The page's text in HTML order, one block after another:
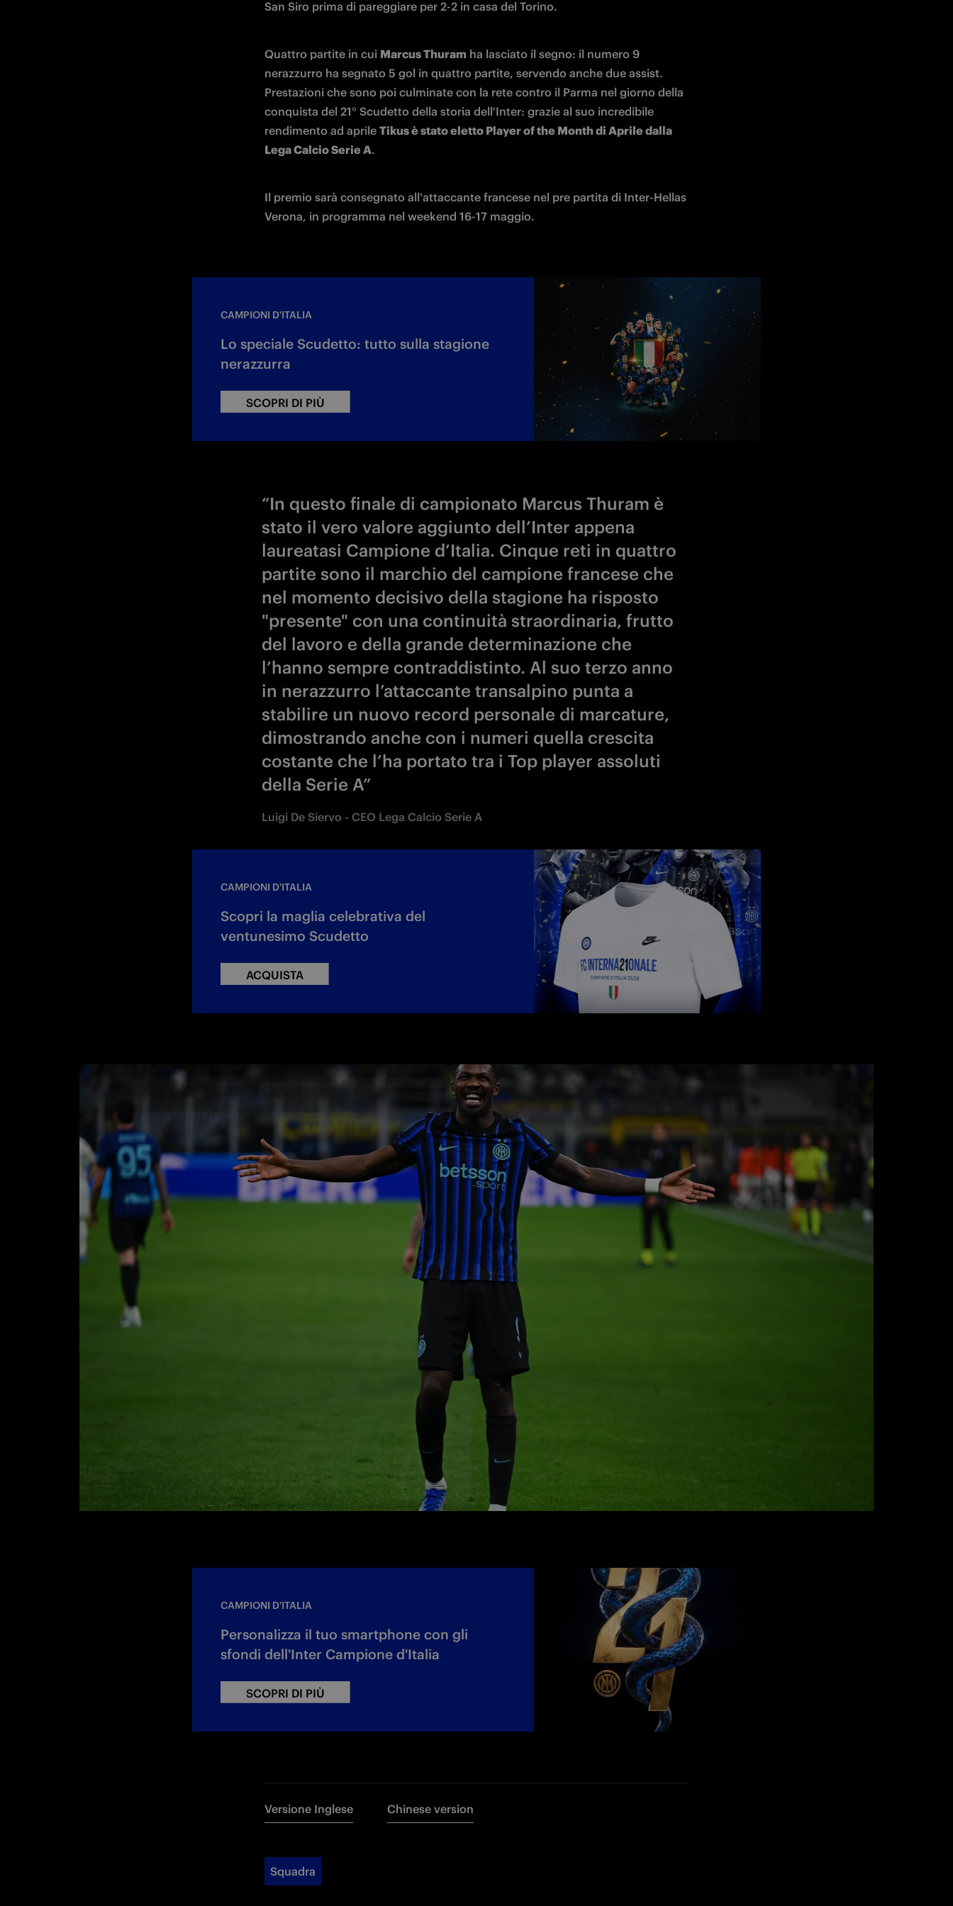
San Siro prima di pareggiare per 2-2 in casa del Torino.
Quattro partite in cui Marcus Thuram ha lasciato il segno: il numero 9
nerazzurro ha segnato 5 gol in quattro partite, servendo anche due assist.
Prestazioni che sono poi culminate con la rete contro il Parma nel giorno della
conquista del 21° Scudetto della storia dell'Inter: grazie al suo incredibile
rendimento ad aprile Tikus è stato eletto Player of the Month di Aprile dalla
Lega Calcio Serie A.
Il premio sarà consegnato all'attaccante francese nel pre partita di Inter-Hellas
Verona, in programma nel weekend 16-17 maggio.
CAMPIONI D'ITALIA
Lo speciale Scudetto: tutto sulla stagione
nerazzurra
SCOPRI DI PIÙ
“In questo finale di campionato Marcus Thuram è
stato il vero valore aggiunto dell’Inter appena
laureatasi Campione d’Italia. Cinque reti in quattro
partite sono il marchio del campione francese che
nel momento decisivo della stagione ha risposto
"presente" con una continuità straordinaria, frutto
del lavoro e della grande determinazione che
l’hanno sempre contraddistinto. Al suo terzo anno
in nerazzurro l’attaccante transalpino punta a
stabilire un nuovo record personale di marcature,
dimostrando anche con i numeri quella crescita
costante che l’ha portato tra i Top player assoluti
della Serie A”
Luigi De Siervo - CEO Lega Calcio Serie A
CAMPIONI D'ITALIA
Scopri la maglia celebrativa del
ventunesimo Scudetto
ACQUISTA
CAMPIONI D'ITALIA
Personalizza il tuo smartphone con gli
sfondi dell'Inter Campione d'Italia
SCOPRI DI PIÙ
Versione Inglese Chinese version
Squadra